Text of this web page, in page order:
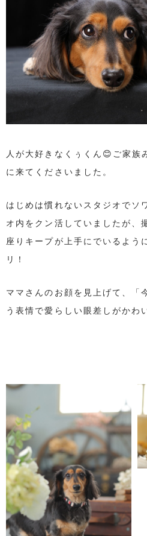
人が大好きなくぅくん😊ご家族
に来てくださいました。
はじめは慣れないスタジオでソ
オ内をクン活していましたが、
座りキープが上手にでいるよう
リ！
ママさんのお顔を見上げて、「
う表情で愛らしい眼差しがかわ